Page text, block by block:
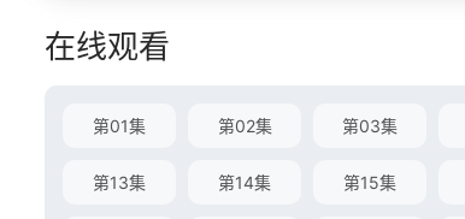
在线观看
第01集 第02集 第03集
第13集 第14集 第15集